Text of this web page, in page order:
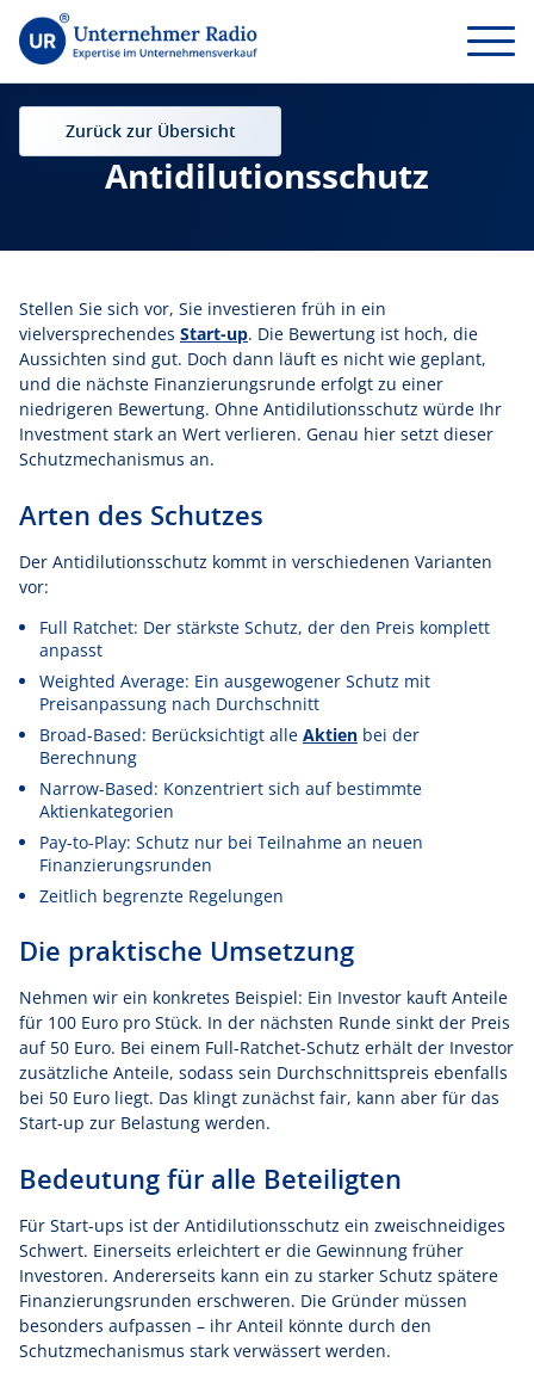
Zurück zur Übersicht
Antidilutionsschutz
Stellen Sie sich vor, Sie investieren früh in ein
vielversprechendes Start-up. Die Bewertung ist hoch, die
Aussichten sind gut. Doch dann läuft es nicht wie geplant,
und die nächste Finanzierungsrunde erfolgt zu einer
niedrigeren Bewertung. Ohne Antidilutionsschutz würde Ihr
Investment stark an Wert verlieren. Genau hier setzt dieser
Schutzmechanismus an.
Arten des Schutzes
Der Antidilutionsschutz kommt in verschiedenen Varianten
vor:
Full Ratchet: Der stärkste Schutz, der den Preis komplett
anpasst
Weighted Average: Ein ausgewogener Schutz mit
Preisanpassung nach Durchschnitt
Broad-Based: Berücksichtigt alle Aktienbei der
Berechnung
Narrow-Based: Konzentriert sich auf bestimmte
Aktienkategorien
Pay-to-Play: Schutz nur bei Teilnahme an neuen
Finanzierungsrunden
Zeitlich begrenzte Regelungen
Die praktische Umsetzung
Nehmen wir ein konkretes Beispiel: Ein Investor kauft Anteile
für 100 Euro pro Stück. In der nächsten Runde sinkt der Preis
auf 50 Euro. Bei einem Full-Ratchet-Schutz erhält der Investor
zusätzliche Anteile, sodass sein Durchschnittspreis ebenfalls
bei 50 Euro liegt. Das klingt zunächst fair, kann aber für das
Start-up zur Belastung werden.
Bedeutung für alle Beteiligten
Für Start-ups ist der Antidilutionsschutz ein zweischneidiges
Schwert. Einerseits erleichtert er die Gewinnung früher
Investoren. Andererseits kann ein zu starker Schutz spätere
Finanzierungsrunden erschweren. Die Gründer müssen
besonders aufpassen – ihr Anteil könnte durch den
Schutzmechanismus stark verwässert werden.